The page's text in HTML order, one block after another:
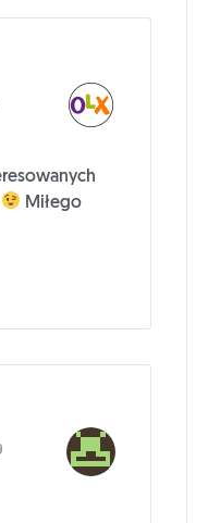
Miłego